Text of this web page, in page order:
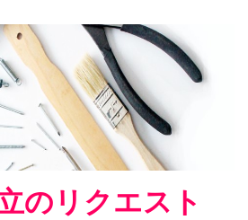
のリクエスト